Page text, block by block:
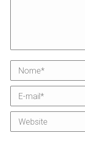
Nome *
E-mail *
Website